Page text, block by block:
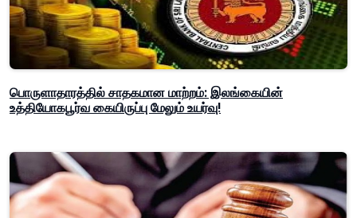
பொருளாதாரத்தில் சாதகமான மாற்றம்: இலங்கையின்
உத்தியோகபூர்வ கையிருப்பு மேலும் உயர்வு!